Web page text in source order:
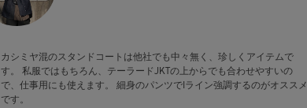
カシミヤ混のスタンドコートは他社でも中々無く、珍しくアイテムで
す。 私服ではもちろん、テーラードJKTの上からでも合わせやすいの
で、仕事用にも使えます。 細身のパンツでIライン強調するのがオススメ
です。